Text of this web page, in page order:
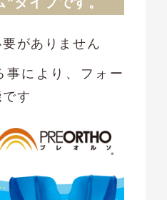
がありません
事により、フォー
す